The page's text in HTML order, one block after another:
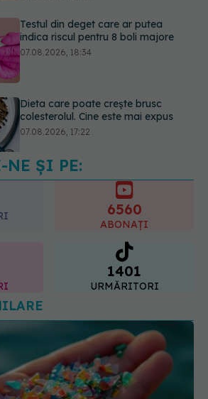
Dieta care poate crește brusc
colesterolul. Cine este mai expus
07.08.2026, 17:22
Ceaiul care ajută organismul să
lupte cu inflamația. Poate regla
glicemia și colesterolul
NE ȘI PE:
6560
ABONAȚI
1401
URMĂRITORI